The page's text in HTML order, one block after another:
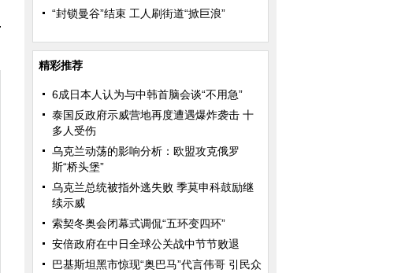
荷兰大胆摄影师与鲨鱼同游不忘自
大熊猫“星宝”亮相马德里动物园
“封锁曼谷”结束 工人刷街道“掀巨浪”
精彩推荐
6成日本人认为与中韩首脑会谈“不用急”
泰国反政府示威营地再度遭遇爆炸袭击 十
多人受伤
乌克兰动荡的影响分析：欧盟攻克俄罗
斯“桥头堡”
乌克兰总统被指外逃失败 季莫申科鼓励继
续示威
索契冬奥会闭幕式调侃“五环变四环”
安倍政府在中日全球公关战中节节败退
巴基斯坦黑市惊现“奥巴马”代言伟哥 引民众